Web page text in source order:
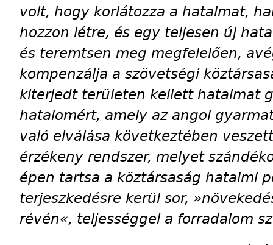
volt, hogy korlátozza a hatalmat,
hozzon létre, és egy teljesen új
és teremtsen meg megfelelően,
kompenzálja a szövetségi
kiterjedt területen kellett hatalmat
hatalomért, amely az angol
való elválása következtében
érzékeny rendszer, melyet
épen tartsa a köztársaság hatalmi
terjeszkedésre kerül sor,
révén«, teljességgel a forradalom